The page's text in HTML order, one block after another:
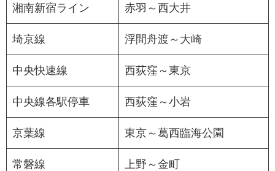
湘南新宿ライン 赤羽～西大井
埼京線 浮間舟渡～大崎
中央快速線 西荻窪～東京
中央線各駅停車 西荻窪～小岩
京葉線 東京～葛西臨海公園
常磐線 上野～金町